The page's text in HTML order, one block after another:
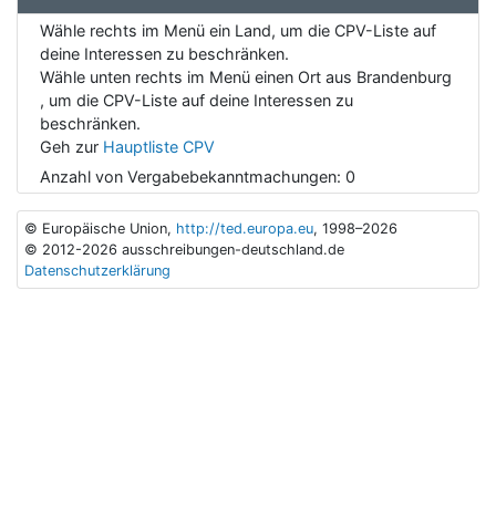
Wähle rechts im Menü ein Land, um die CPV-Liste auf
deine Interessen zu beschränken.
Wähle unten rechts im Menü einen Ort aus Brandenburg
, um die CPV-Liste auf deine Interessen zu
beschränken.
Geh zur Hauptliste CPV
Anzahl von Vergabebekanntmachungen: 0
© Europäische Union, http://ted.europa.eu, 1998–2026
© 2012-2026 ausschreibungen-deutschland.de
Datenschutzerklärung